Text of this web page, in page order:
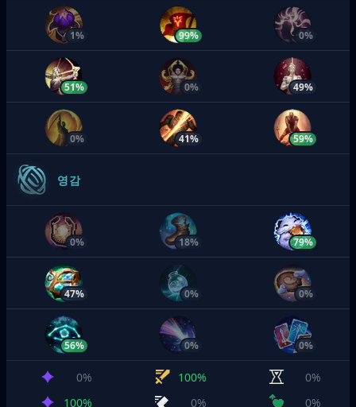
1% 99% 0%
51% 0% 49%
0% 41% 59%
영감
0% 18% 79%
47% 0% 0%
56% 0% 0%
0% 100%
0%
100%
0% 0%